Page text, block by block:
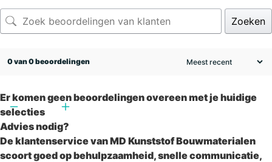
Zoeken
0 van 0 beoordelingen
Er komen geen beoordelingen overeen met je huidige
selecties
Advies nodig?
De klantenservice van MD Kunststof Bouwmaterialen
scoort goed op behulpzaamheid, snelle communicatie,